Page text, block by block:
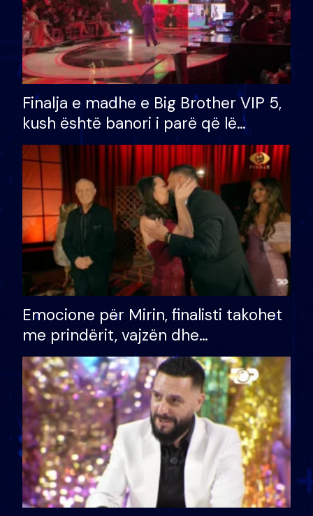
Finalja e madhe e Big Brother VIP 5,
kush është banori i parë që lë
shtëpinë dhe humb mundësinë për
të fituar çmimin e madh
Emocione për Mirin, finalisti takohet
me prindërit, vajzën dhe
bashkëshorten: S’kemi ndonjë letër
divorci apo jo?